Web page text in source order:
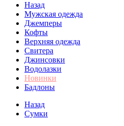
Назад
Мужская одежда
Джемперы
Кофты
Верхняя одежда
Свитера
Джинсовки
Водолазки
Новинки
Бадлоны
Назад
Сумки